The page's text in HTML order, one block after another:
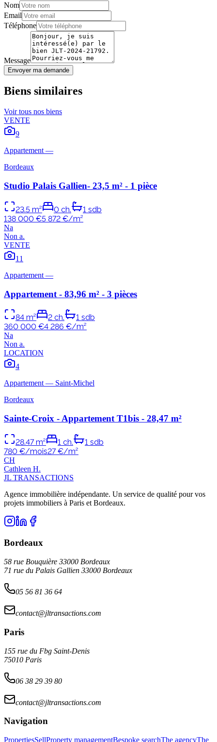
Nom
Email
Téléphone
Message
Envoyer ma demande
Biens similaires
Voir tous nos biens
VENTE
9
Appartement —
Bordeaux
Studio Palais Gallien- 23,5 m² - 1 pièce
23.5 m² 0 ch. 1 sdb
138 000 €5 872 €/m²
Na
Non a.
VENTE
11
Appartement —
Appartement - 83,96 m² - 3 pièces
84 m² 2 ch. 1 sdb
360 000 €4 286 €/m²
Na
Non a.
LOCATION
4
Appartement — Saint-Michel
Bordeaux
Sainte-Croix - Appartement T1bis - 28,47 m²
28.47m² 1 ch. 1 sdb
780 €/mois27€/m²
CH
Cathleen H.
JL TRANSACTIONS
Agence immobilière indépendante. Un service de qualité pour vos
projets immobiliers à Paris et Bordeaux.
Bordeaux
58 rue Bouquière 33000 Bordeaux
71 rue du Palais Gallien 33000 Bordeaux
05 56 81 36 64
contact@jltransactions.com
Paris
155 rue du Fbg Saint-Denis
75010 Paris
06 38 29 39 80
contact@jltransactions.com
Navigation
PropertiesSellProperty managementBespoke searchThe agencyThe